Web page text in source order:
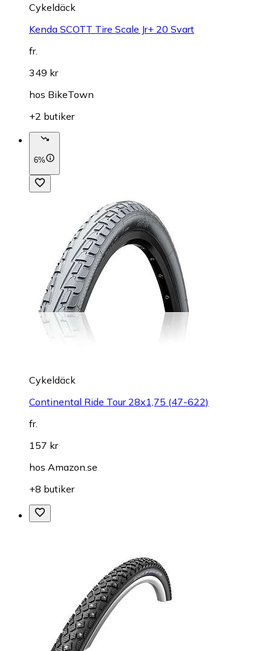
Cykeldäck
Kenda SCOTT Tire Scale Jr+ 20 Svart
fr.
349 kr
hos BikeTown
+2 butiker
6%
Cykeldäck
Continental Ride Tour 28x1,75 (47-622)
fr.
157 kr
hos Amazon.se
+8 butiker